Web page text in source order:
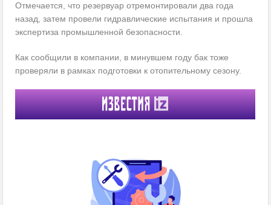
Отмечается, что резервуар отремонтировали два года
назад, затем провели гидравлические испытания и прошла
экспертиза промышленной безопасности.
Как сообщили в компании, в минувшем году бак тоже
проверяли в рамках подготовки к отопительному сезону.